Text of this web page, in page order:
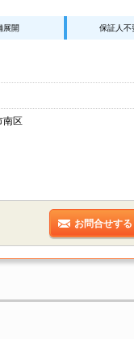
展開 保証人不
南区
お問合せする